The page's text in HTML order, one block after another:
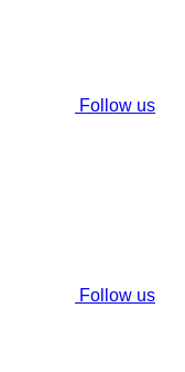
Follow us
Follow us